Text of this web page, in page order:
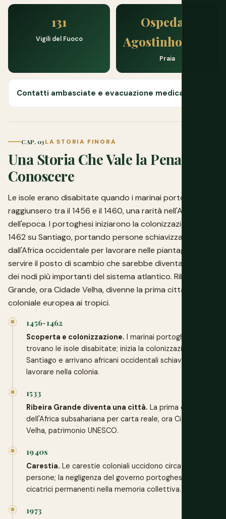
131
Vigili del Fuoco
Ospedale
Agostinho Neto
Praia
Contatti ambasciate e evacuazione medica
CAP. 03LA STORIA FINORA
Una Storia Che Vale la Pena
Conoscere
Le isole erano disabitate quando i marinai portoghesi le
raggiunsero tra il 1456 e il 1460, una rarità nell'Atlantico
dell'epoca. I portoghesi iniziarono la colonizzazione nel
1462 su Santiago, portando persone schiavizzate
dall'Africa occidentale per lavorare nelle piantagioni e
servire il posto di scambio che sarebbe diventato uno
dei nodi più importanti del sistema atlantico. Ribeira
Grande, ora Cidade Velha, divenne la prima città
coloniale europea ai tropici.
1456-1462
Scoperta e colonizzazione. I marinai portoghesi
trovano le isole disabitate; inizia la colonizzazione su
Santiago e arrivano africani occidentali schiavizzati per
lavorare nella colonia.
1533
Ribeira Grande diventa una città. La prima città
dell'Africa subsahariana per carta reale, ora Cidade
Velha, patrimonio UNESCO.
1940s
Carestia. Le carestie coloniali uccidono circa 30.000
persone; la negligenza del governo portoghese lascia
cicatrici permanenti nella memoria collettiva.
1973